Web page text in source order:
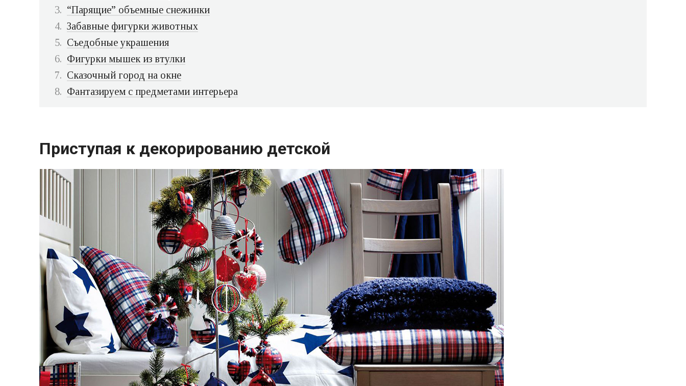
“Парящие” объемные снежинки
Забавные фигурки животных
Съедобные украшения
Фигурки мышек из втулки
Сказочный город на окне
Фантазируем с предметами интерьера
Приступая к декорированию детской